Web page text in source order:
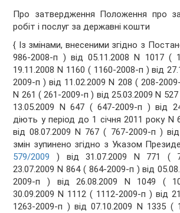
Про затвердження Положення про
робіт і послуг за державні кошти
{ Із змінами, внесеними згідно з
986-2008-п ) від 05.11.2008 N 1017 (
19.11.2008 N 1160 ( 1160-2008-п ) від
2009-п ) від 11.02.2009 N 208 ( 208-
N 261 ( 261-2009-п ) від 25.03.2009 N
13.05.2009 N 647 ( 647-2009-п ) від
діють у період до 1 січня 2011 року N
від 08.07.2009 N 767 ( 767-2009-п )
змін зупинено згідно з Указом
579/2009 ) від 31.07.2009 N 771 (
23.07.2009 N 864 ( 864-2009-п ) від
2009-п ) від 26.08.2009 N 1049 (
30.09.2009 N 1112 ( 1112-2009-п ) від
1263-2009-п ) від 07.10.2009 N 1335 (